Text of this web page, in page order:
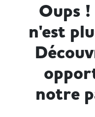
Oups
n'est
notre